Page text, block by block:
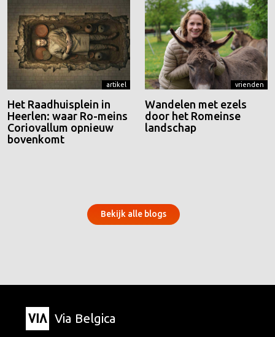
artikel
Het Raadhuisplein in
Heerlen: waar Ro-meins
Coriovallum opnieuw
bovenkomt
vrienden
Wandelen met ezels
door het Romeinse
landschap
Bekijk alle blogs
Via Belgica